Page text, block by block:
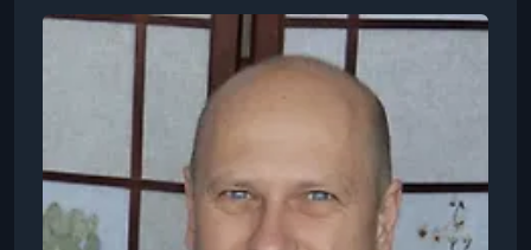
них стажировались в Китае. Центр также ведет
просветительскую деятельность через "Школу
здоровья", где проводятся семинары и
вебинары по оздоровительным практикам